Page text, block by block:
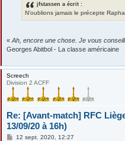
jfstassen a écrit :
N'oublions jamais le précepte
« Ah, encore une chose. Je vous
Georges Abitbol - La classe américaine
Screech
Division 2 ACFF
Re: [Avant-match] RFC
13/09/20 à 16h)
M12 sept. 2020, 12:27